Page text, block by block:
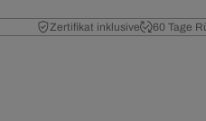
Zertifikat inklusive 60 Tage